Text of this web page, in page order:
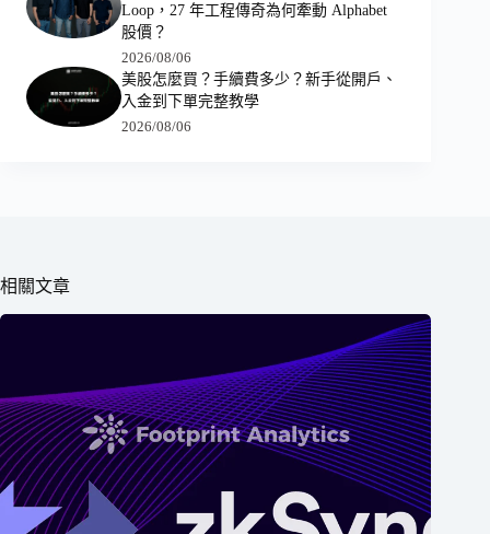
Loop，27 年工程傳奇為何牽動 Alphabet
股價？
2026/08/06
美股怎麼買？手續費多少？新手從開戶、
入金到下單完整教學
2026/08/06
相關文章